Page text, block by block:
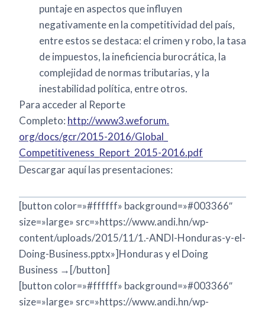
puntaje en aspectos que influyen
negativamente en la competitividad del país,
entre estos se destaca: el crimen y robo, la tasa
de impuestos, la ineficiencia burocrática, la
complejidad de normas tributarias, y la
inestabilidad política, entre otros.
Para acceder al Reporte
Completo: http://www3.weforum.
org/docs/gcr/2015-2016/Global_
Competitiveness_Report_2015-2016.pdf
Descargar aquí las presentaciones:
[button color=»#ffffff» background=»#003366″
size=»large» src=»https://www.andi.hn/wp-
content/uploads/2015/11/1.-ANDI-Honduras-y-el-
Doing-Business.pptx»]Honduras y el Doing
Business →[/button]
[button color=»#ffffff» background=»#003366″
size=»large» src=»https://www.andi.hn/wp-